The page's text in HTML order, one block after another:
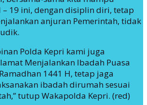
– 19 ini, dengan disiplin diri, tetap
anjuran Pemerintah, tidak
Polda Kepri kami juga
Menjalankan Ibadah Puasa
1441 H, tetap jaga
ibadah dirumah sesuai
tutup Wakapolda Kepri. (red)